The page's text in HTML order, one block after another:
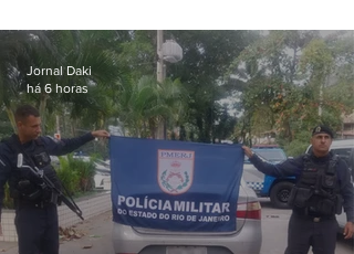
Jornal Daki
há 6 horas